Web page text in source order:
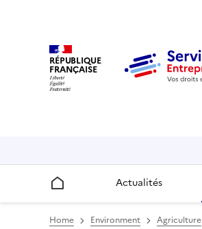
RÉPUBLIQUE
FRANÇAISE
Accueil Actualités
Home Environment Agriculture